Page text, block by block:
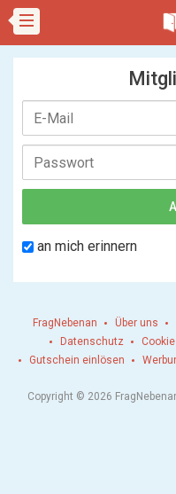
an mich erinnern
FragNebenan Über uns
Datenschutz
Gutschein einlösen
Copyright © 2026